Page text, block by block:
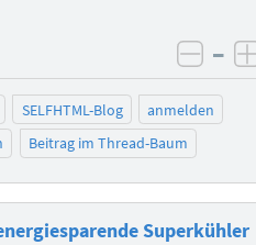
–
SELFHTML-Blog
anmelden
Beitrag im Thread-Baum
Superkühler